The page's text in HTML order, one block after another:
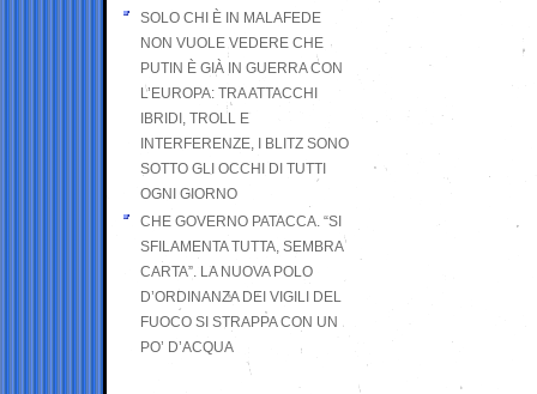
SOLO CHI È IN MALAFEDE
NON VUOLE VEDERE CHE
PUTIN È GIÀ IN GUERRA CON
L’EUROPA: TRA ATTACCHI
IBRIDI, TROLL E
INTERFERENZE, I BLITZ SONO
SOTTO GLI OCCHI DI TUTTI
OGNI GIORNO
CHE GOVERNO PATACCA. “SI
SFILAMENTA TUTTA, SEMBRA
CARTA”. LA NUOVA POLO
D’ORDINANZA DEI VIGILI DEL
FUOCO SI STRAPPA CON UN
PO’ D’ACQUA